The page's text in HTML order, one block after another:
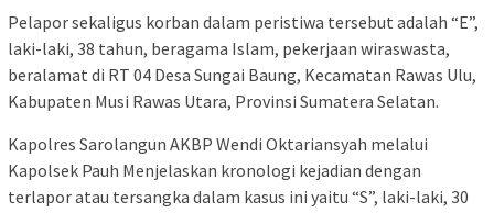
Pelapor sekaligus korban dalam peristiwa tersebut adalah “E”,
laki-laki, 38 tahun, beragama Islam, pekerjaan wiraswasta,
beralamat di RT 04 Desa Sungai Baung, Kecamatan Rawas Ulu,
Kabupaten Musi Rawas Utara, Provinsi Sumatera Selatan.
Kapolres Sarolangun AKBP Wendi Oktariansyah melalui
Kapolsek Pauh Menjelaskan kronologi kejadian dengan
terlapor atau tersangka dalam kasus ini yaitu “S”, laki-laki, 30